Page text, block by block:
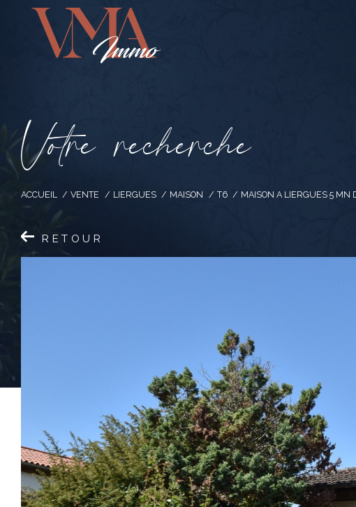
Votre recherche
ACCUEIL VENTE LIERGUES MAISON T6 MAISON A LIERGUES 5 MN
RETOUR